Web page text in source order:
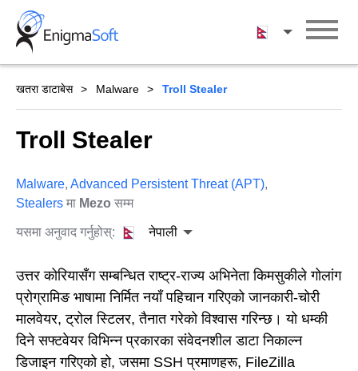
Skip
content
नेपाली
खतरा डाटाबेस Malware Troll Stealer
Troll Stealer
Malware, Advanced Persistent Threat (APT),
Stealers मा Mezo सम्म
यसमा अनुवाद गर्नुहोस्: नेपाली
उत्तर कोरियासँग सम्बन्धित राष्ट्र-राज्य अभिनेता किमसुकीले गोलांग
प्रोग्रामिङ भाषामा निर्मित नयाँ पहिचान गरिएको जानकारी-चोरी
मालवेयर, ट्रोल स्टिलर, तैनात गरेको विश्वास गरिन्छ। यो धम्की
दिने सफ्टवेयर विभिन्न प्रकारका संवेदनशील डाटा निकाल्न
डिजाइन गरिएको हो, जसमा SSH प्रमाणहरू, FileZilla